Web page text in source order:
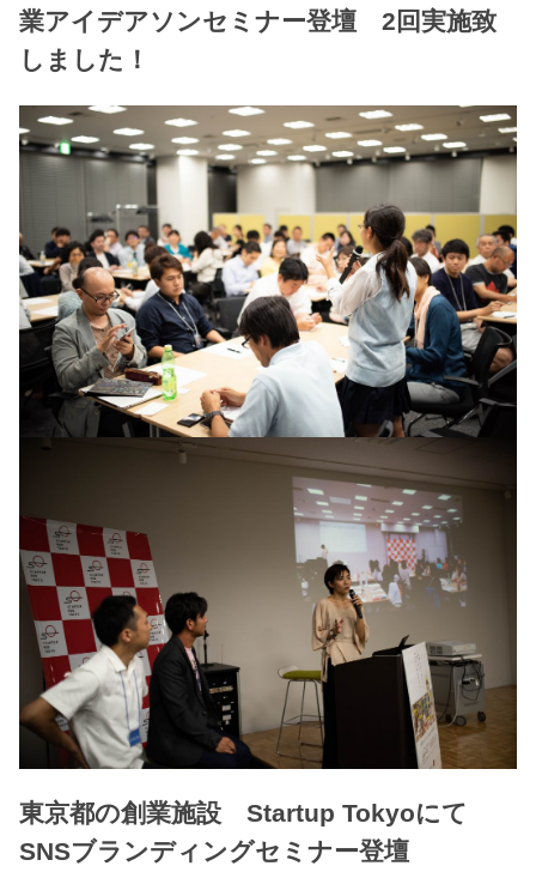
業アイデアソンセミナー登壇 2回実施致
しました！
東京都の創業施設 Startup Tokyoにて
SNSブランディングセミナー登壇